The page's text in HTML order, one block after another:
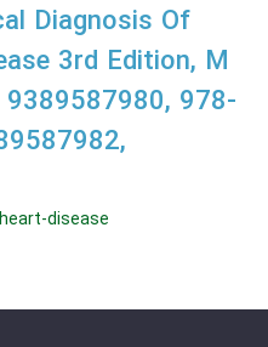
Diagnosis Of
3rd Edition, M
978-
disease